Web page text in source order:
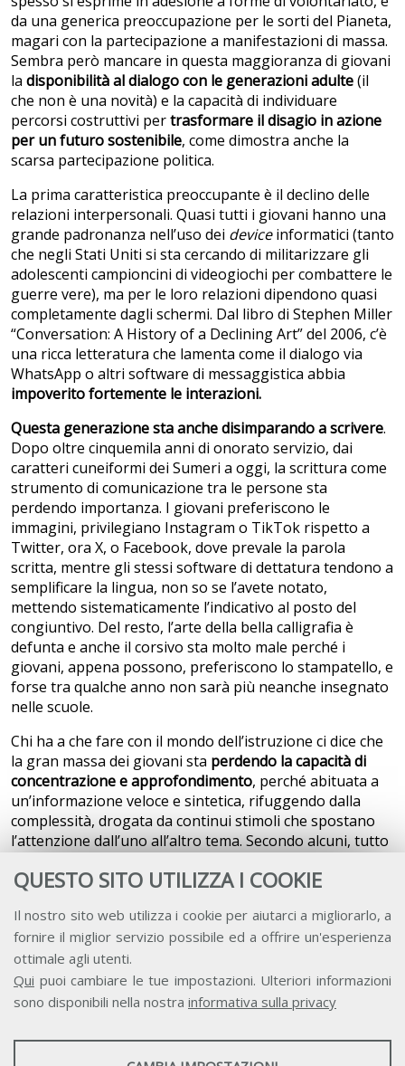
QUESTO SITO UTILIZZA I COOKIE
Il nostro sito web utilizza i cookie per aiutarci a migliorarlo, a
fornire il miglior servizio possibile ed a offrire un'esperienza
ottimale agli utenti.
Qui puoi cambiare le tue impostazioni. Ulteriori informazioni
sono disponibili nella nostra informativa sulla privacy
STATISTICHE
da una generica preoccupazione per le sorti del Pianeta,
magari con la partecipazione a manifestazioni di massa.
Sembra però mancare in questa maggioranza di giovani
la disponibilità al dialogo con le generazioni adulte(il
che non è una novità) e la capacità di individuare
percorsi costruttivi pertrasformare il disagio in azione
per un futuro sostenibile, come dimostra anche la
scarsa partecipazione politica.
La prima caratteristica preoccupante è il declino delle
relazioni interpersonali. Quasi tutti i giovani hanno una
grande padronanza nell’uso dei deviceinformatici (tanto
che negli Stati Uniti si sta cercando di militarizzare gli
adolescenti campioncini di videogiochi per combattere le
guerre vere), ma per le loro relazioni dipendono quasi
completamente dagli schermi. Dal libro di Stephen Miller
“Conversation: A History of a Declining Art” del 2006, c’è
una ricca letteratura che lamenta come il dialogo via
WhatsApp o altri software di messaggistica abbia
impoverito fortemente le interazioni.
Questa generazione sta anche disimparando a scrivere.
Dopo oltre cinquemila anni di onorato servizio, dai
caratteri cuneiformi dei Sumeri a oggi, la scrittura come
strumento di comunicazione tra le persone sta
perdendo importanza. I giovani preferiscono le
immagini, privilegiano Instagram o TikTok rispetto a
Twitter, ora X, o Facebook, dove prevale la parola
scritta, mentre gli stessi software di dettatura tendono a
semplificare la lingua, non so se l’avete notato,
mettendo sistematicamente l’indicativo al posto del
congiuntivo. Del resto, l’arte della bella calligrafia è
defunta e anche il corsivo sta molto male perché i
giovani, appena possono, preferiscono lo stampatello, e
forse tra qualche anno non sarà più neanche insegnato
nelle scuole.
Chi ha a che fare con il mondo dell’istruzione ci dice che
la gran massa dei giovani sta perdendo la capacità di
concentrazione e approfondimento, perché abituata a
un’informazione veloce e sintetica, rifuggendo dalla
complessità, drogata da continui stimoli che spostano
l’attenzione dall’uno all’altro tema. Secondo alcuni, tutto
cultura sembra ormai obsoleta (quanti giovani
riferimenti storici diventano fumosi, magari collocando
Hitler nella seconda metà del secolo scorso. La
mancanza di radici porta anche alla
della complessità : questioni difficili, come il secolare
conflitto che oppone ebrei e palestinesi, con ragioni e
facili e faziosi slogan. La stessa cosa accade con
riferimento a tematiche ambientali e sociali. In questa